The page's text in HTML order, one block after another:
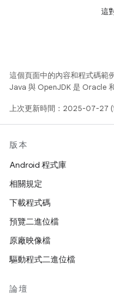
這
這個頁面中的內容和程式碼範
Java 與 OpenJDK 是 Oracle
上次更新時間：2025-07-27 (
版本
Android 程式庫
相關規定
下載程式碼
預覽二進位檔
原廠映像檔
驅動程式二進位檔
論壇